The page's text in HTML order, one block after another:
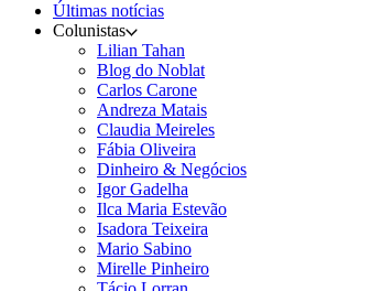
Últimas notícias
Colunistas
Lilian Tahan
Blog do Noblat
Carlos Carone
Andreza Matais
Claudia Meireles
Fábia Oliveira
Dinheiro & Negócios
Igor Gadelha
Ilca Maria Estevão
Isadora Teixeira
Mario Sabino
Mirelle Pinheiro